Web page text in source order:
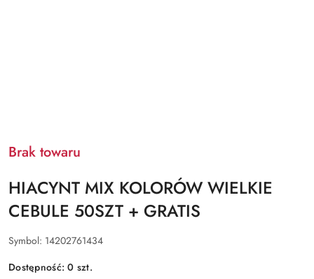
Brak towaru
HIACYNT MIX KOLORÓW WIELKIE
CEBULE 50SZT + GRATIS
Symbol: 14202761434
Dostępność:0 szt.